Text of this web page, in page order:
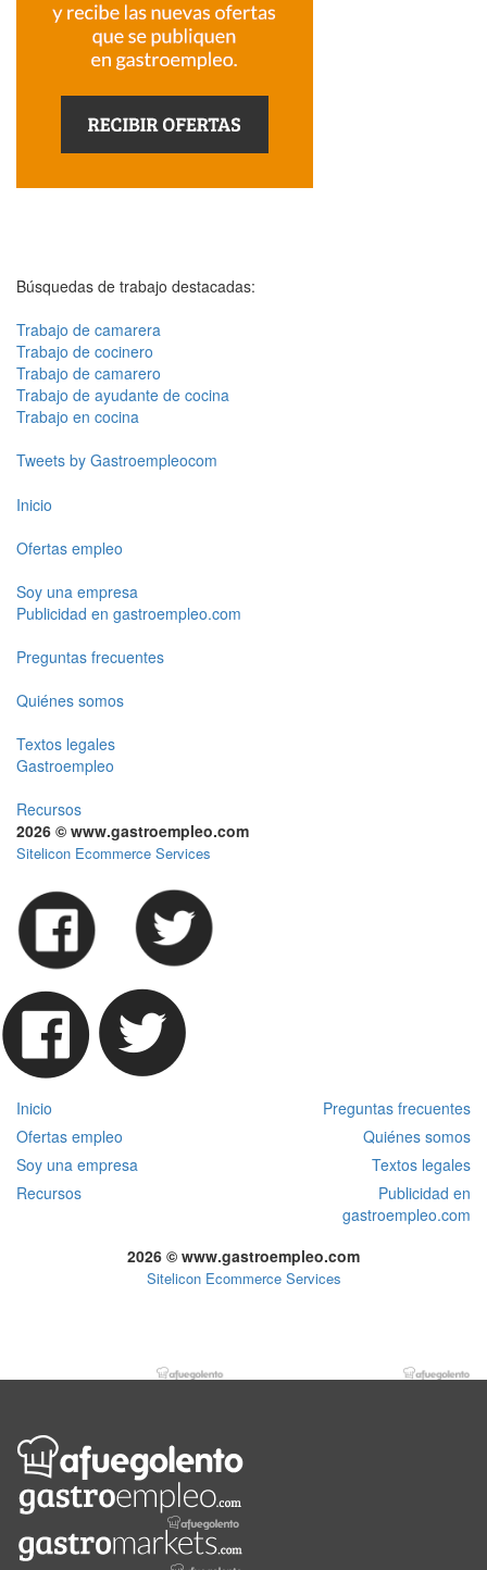
Búsquedas de trabajo destacadas:
Trabajo de camarera
Trabajo de cocinero
Trabajo de camarero
Trabajo de ayudante de cocina
Trabajo en cocina
Tweets by Gastroempleocom
Inicio
Ofertas empleo
Soy una empresa
Publicidad en gastroempleo.com
Preguntas frecuentes
Quiénes somos
Textos legales
Gastroempleo
Recursos
2026 © www.gastroempleo.com
Sitelicon Ecommerce Services
Inicio
Preguntas frecuentes
Ofertas empleo
Quiénes somos
Soy una empresa
Textos legales
Recursos
Publicidad en
gastroempleo.com
2026 © www.gastroempleo.com
Sitelicon Ecommerce Services